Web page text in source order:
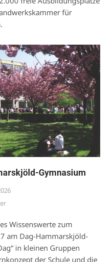
für
Gymnasium
Wissenswerte zum
am Dag-Hammarskjöld-
in kleinen Gruppen
der Schule und die